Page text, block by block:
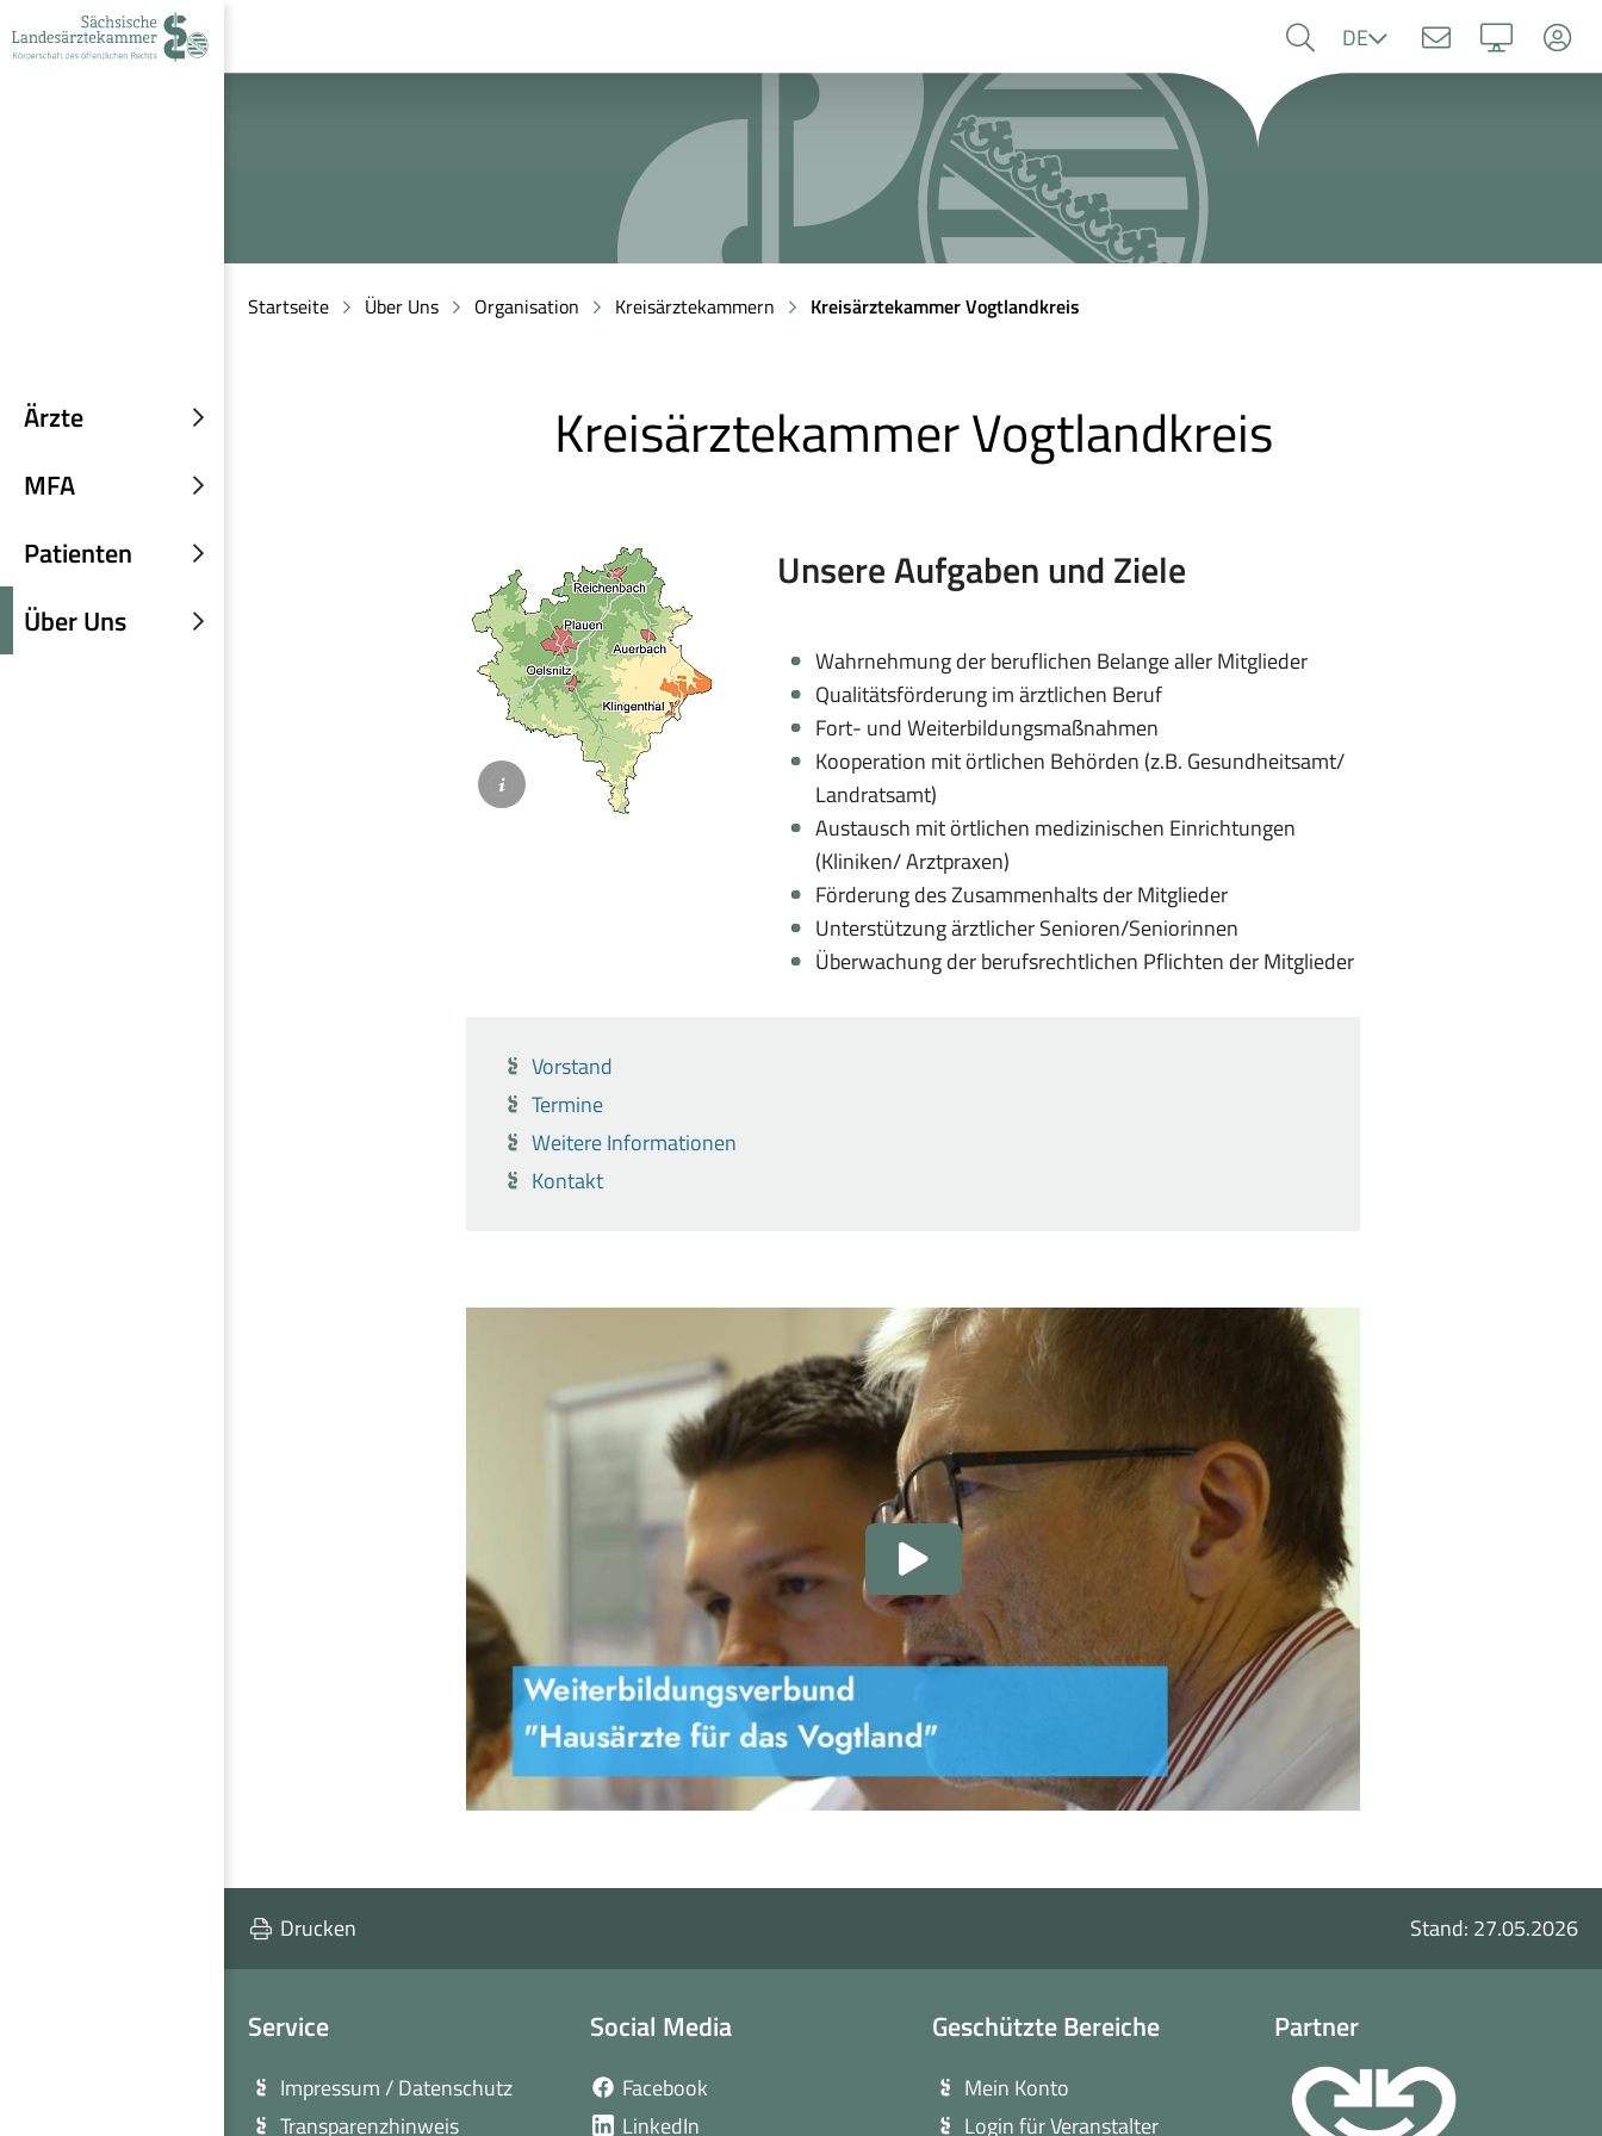
Navigation
Suche
Inhalt
Ärzte
Untermenü
MFA
Untermenü
Patienten
Untermenü
Über Uns
Untermenü
Sprache
DE
Startseite Über Uns Organisation Kreisärztekammern Kreisärztekammer Vogtlandkreis
Kreisärztekammer Vogtlandkreis
©Landratsamt
Vogtlandkreis
Unsere Aufgaben und Ziele
Wahrnehmung der beruflichen Belange aller Mitglieder
Qualitätsförderung im ärztlichen Beruf
Fort- und Weiterbildungsmaßnahmen
Kooperation mit örtlichen Behörden (z.B. Gesundheitsamt/
Landratsamt)
Austausch mit örtlichen medizinischen Einrichtungen
(Kliniken/ Arztpraxen)
Förderung des Zusammenhalts der Mitglieder
Unterstützung ärztlicher Senioren/Seniorinnen
Überwachung der berufsrechtlichen Pflichten der Mitglieder
Vorstand
Termine
Weitere Informationen
Kontakt
Video
Drucken Stand: 27.05.2026
Service
Impressum / Datenschutz
Transparenzhinweis
Social Media
Facebook
LinkedIn
Geschützte Bereiche
Mein Konto
Login für Veranstalter
Partner